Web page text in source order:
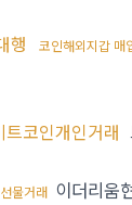
행 코인해외지갑 매
트코인개인거래
물거래 이더리움